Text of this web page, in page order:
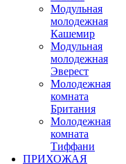
Модульная
молодежная
Кашемир
Модульная
молодежная
Эверест
Молодежная
комната
Британия
Молодежная
комната
Тиффани
ПРИХОЖАЯ